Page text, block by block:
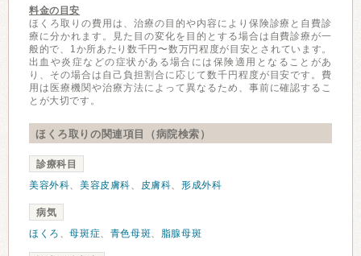
料金の目安
ほくろ取りの費用は、治療の目的や内容により保険診療と自費診
療に分かれます。見た目の変化を目的とする場合は自費診療が一
般的で、1か所あたり数千円〜数万円程度が目安とされています。
出血や炎症などの症状がある場合には保険適用となることがあ
り、その場合は自己負担割合に応じて数千円程度が目安です。費
用は医療機関や治療方法によって異なるため、事前に確認するこ
とが大切です。
ほくろ取りの関連項目（病院検索）
診療科目
美容外科、美容皮膚科、 皮膚科、形成外科
病気
ほくろ 、母斑症、 青色母斑、 脂腺母斑